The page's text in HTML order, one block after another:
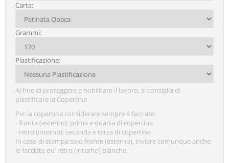
Carta:
Grammi:
Plastificazione:
Al fine di proteggere e nobilitare il lavoro, si consiglia di
plastificare la Copertina
Per la copertina considerare sempre 4 facciate:
- fronte (esterno): prima e quarta di copertina
- retro (interno): seconda e terza di copertina
In caso di stampa solo fronte (esterno), inviare comunque anche
le facciate del retro (interno) bianche.
verificare se il tuo CAP è raggiunto dal